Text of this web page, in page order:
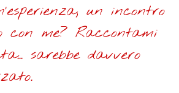
un incontro
con me? Raccontami
sarebbe davvero